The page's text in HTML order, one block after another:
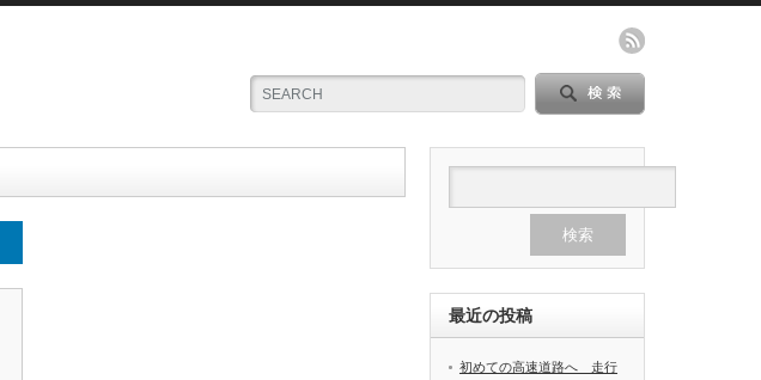
最近の投稿
初めての高速道路へ 走行